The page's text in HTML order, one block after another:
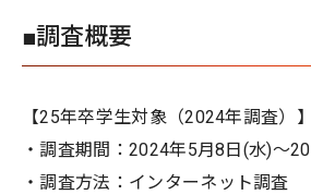
■調査概要
【25年卒学生対象（2024年調査）】
・調査期間：2024年5月8日(水)〜
・調査方法：インターネット調査